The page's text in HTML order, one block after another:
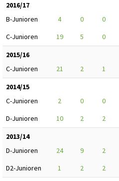
2016/17
B-Junioren
4 0 0
C-Junioren
19 5 0
2015/16
C-Junioren
21 2 1
2014/15
C-Junioren
2 0 0
D-Junioren
10 2 2
2013/14
D-Junioren
24 9 2
D2-Junioren
1 2 2